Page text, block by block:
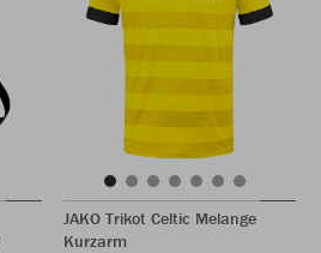
JAKO Trikot Celtic Melange
Kurzarm